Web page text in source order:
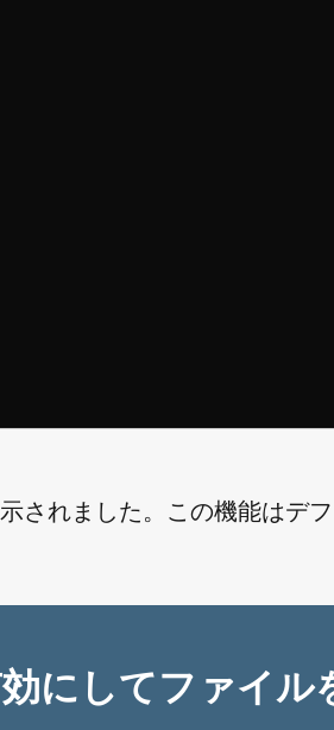
されました。この機能はデ
にしてファイル